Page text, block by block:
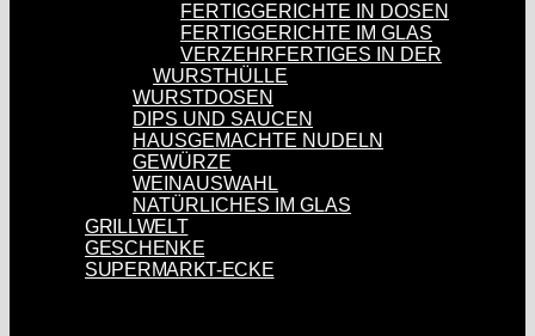
FERTIGGERICHTE IN DOSEN
FERTIGGERICHTE IM GLAS
VERZEHRFERTIGES IN DER
WURSTHÜLLE
WURSTDOSEN
DIPS UND SAUCEN
HAUSGEMACHTE NUDELN
GEWÜRZE
WEINAUSWAHL
NATÜRLICHES IM GLAS
GRILLWELT
GESCHENKE
SUPERMARKT-ECKE